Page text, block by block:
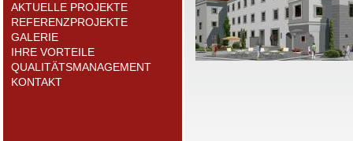
AKTUELLE PROJEKTE
REFERENZPROJEKTE
GALERIE
IHRE VORTEILE
QUALITÄTSMANAGEMENT
KONTAKT